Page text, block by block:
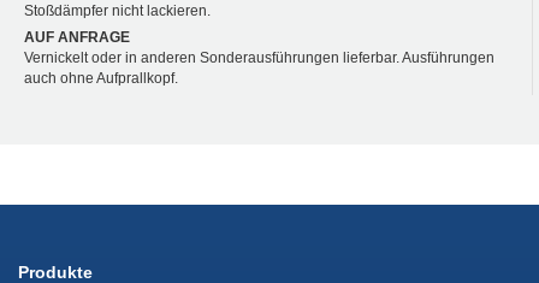
Stoßdämpfer nicht lackieren.
AUF ANFRAGE
Vernickelt oder in anderen Sonderausführungen lieferbar. Ausführungen
auch ohne Aufprallkopf.
Produkte